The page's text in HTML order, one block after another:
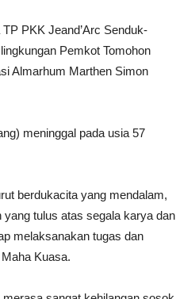
PKK Jeand’Arc Senduk-
Pemkot Tomohon
Almarhum Marthen Simon
meninggal pada usia 57
berdukacita yang mendalam,
tulus atas segala karya dan
melaksanakan tugas dan
Kuasa.